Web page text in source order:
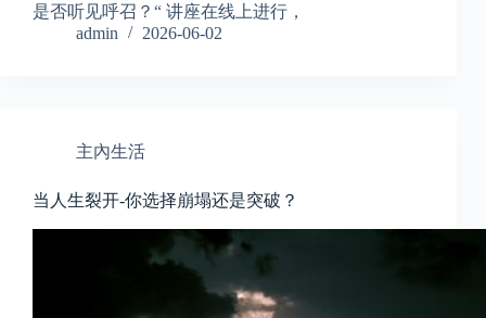
是否听见呼召？“ 讲座在线上进行，
admin
2026-06-02
主內生活
当人生裂开-你选择崩塌还是突破？